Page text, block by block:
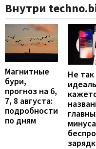
Внутри
Магнитные
бури,
прогноз на 6,
7, 8 августа:
подробности
по дням
Не так
минуса